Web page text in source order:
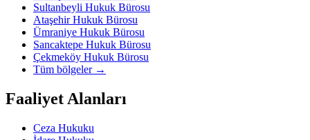
Sultanbeyli Hukuk Bürosu
Ataşehir Hukuk Bürosu
Ümraniye Hukuk Bürosu
Sancaktepe Hukuk Bürosu
Çekmeköy Hukuk Bürosu
Tüm bölgeler →
Faaliyet Alanları
Ceza Hukuku